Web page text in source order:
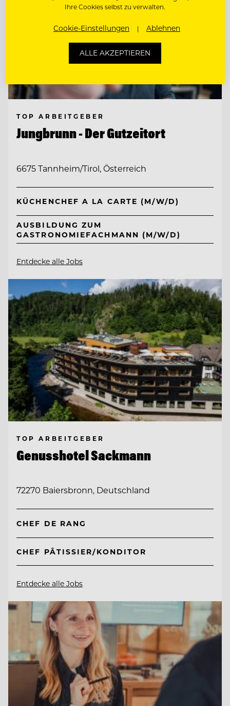
TOP ARBEITGEBER
Jungbrunn - Der Gutzeitort
6675 Tannheim/Tirol, Österreich
KÜCHENCHEF A LA CARTE (M/W/D)
AUSBILDUNG ZUM
GASTRONOMIEFACHMANN (M/W/D)
Entdecke alle Jobs
TOP ARBEITGEBER
Genusshotel Sackmann
72270 Baiersbronn, Deutschland
CHEF DE RANG
CHEF PÂTISSIER/KONDITOR
Entdecke alle Jobs
Ihre Cookies selbst zu verwalten.
Cookie-Einstellungen Ablehnen
ALLE AKZEPTIEREN